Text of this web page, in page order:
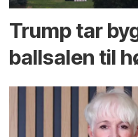
Trump tar
ballsalen til